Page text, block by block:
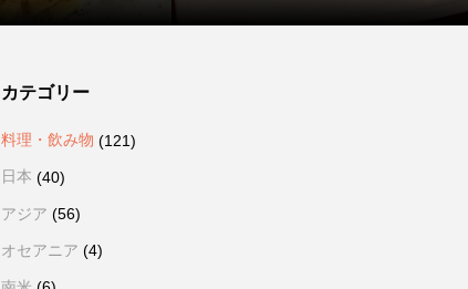
カテゴリー
料理・飲み物 (121)
日本 (40)
アジア (56)
オセアニア (4)